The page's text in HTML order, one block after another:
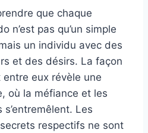
que chaque
n’est pas qu’un simple
un individu avec des
et des désirs. La façon
eux révèle une
où la méfiance et les
Les
respectifs ne sont